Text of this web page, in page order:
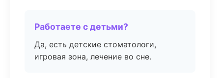
Работаете с детьми?
Да, есть детские стоматологи,
игровая зона, лечение во сне.